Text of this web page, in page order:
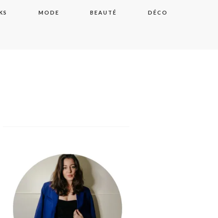
MODE BEAUTÉ DÉCO